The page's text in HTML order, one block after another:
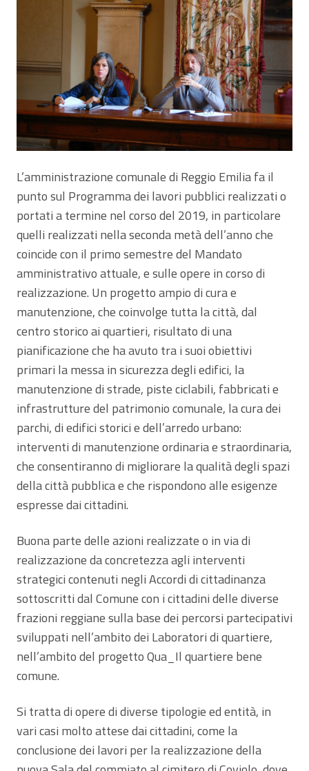
L’amministrazione comunale di Reggio Emilia fa il
punto sul Programma dei lavori pubblici realizzati o
portati a termine nel corso del 2019, in particolare
quelli realizzati nella seconda metà dell’anno che
coincide con il primo semestre del Mandato
amministrativo attuale, e sulle opere in corso di
realizzazione. Un progetto ampio di cura e
manutenzione, che coinvolge tutta la città, dal
centro storico ai quartieri, risultato di una
pianificazione che ha avuto tra i suoi obiettivi
primari la messa in sicurezza degli edifici, la
manutenzione di strade, piste ciclabili, fabbricati e
infrastrutture del patrimonio comunale, la cura dei
parchi, di edifici storici e dell’arredo urbano:
interventi di manutenzione ordinaria e straordinaria,
che consentiranno di migliorare la qualità degli spazi
della città pubblica e che rispondono alle esigenze
espresse dai cittadini.
Buona parte delle azioni realizzate o in via di
realizzazione da concretezza agli interventi
strategici contenuti negli Accordi di cittadinanza
sottoscritti dal Comune con i cittadini delle diverse
frazioni reggiane sulla base dei percorsi partecipativi
sviluppati nell’ambito dei Laboratori di quartiere,
nell’ambito del progetto Qua_Il quartiere bene
comune.
Si tratta di opere di diverse tipologie ed entità, in
vari casi molto attese dai cittadini, come la
conclusione dei lavori per la realizzazione della